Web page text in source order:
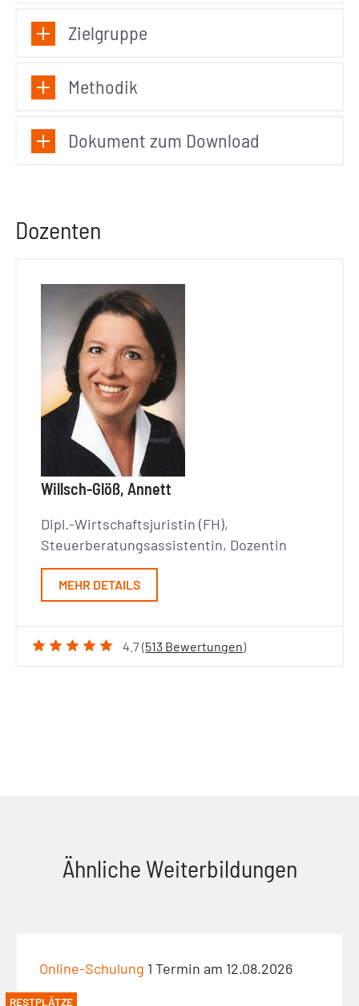
Zielgruppe
Methodik
Dokument zum Download
Dozenten
Willsch-Glöß, Annett
Dipl.-Wirtschaftsjuristin (FH),
Steuerberatungsassistentin, Dozentin
MEHR DETAILS
4.7 (513 Bewertungen)
Ähnliche Weiterbildungen
Online-Schulung 1 Termin am 12.08.2026
RESTPLÄTZE